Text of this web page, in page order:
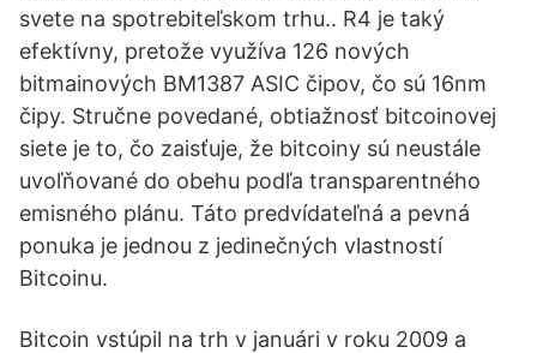
svete na spotrebiteľskom trhu.. R4 je taký
efektívny, pretože využíva 126 nových
bitmainových BM1387 ASIC čipov, čo sú 16nm
čipy. Stručne povedané, obtiažnosť bitcoinovej
siete je to, čo zaisťuje, že bitcoiny sú neustále
uvoľňované do obehu podľa transparentného
emisného plánu. Táto predvídateľná a pevná
ponuka je jednou z jedinečných vlastností
Bitcoinu.
Bitcoin vstúpil na trh v januári v roku 2009 a